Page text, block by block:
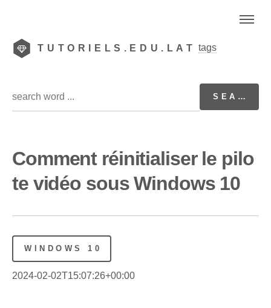
TUTORIELS.EDU.LAT tags
Comment réinitialiser le pilo
te vidéo sous Windows 10
WINDOWS 10
2024-02-02T15:07:26+00:00